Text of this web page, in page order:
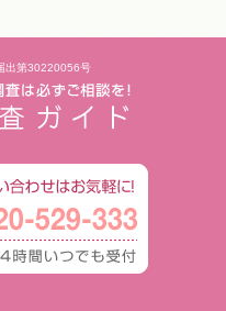
出第30220056号